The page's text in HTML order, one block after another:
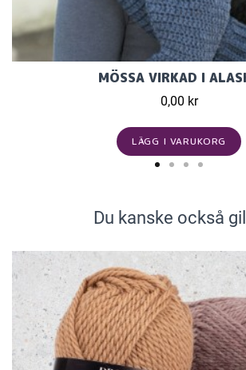
MÖSSA VIRKAD I
0,00 kr
LÄGG I VARUKORG
Du kanske också